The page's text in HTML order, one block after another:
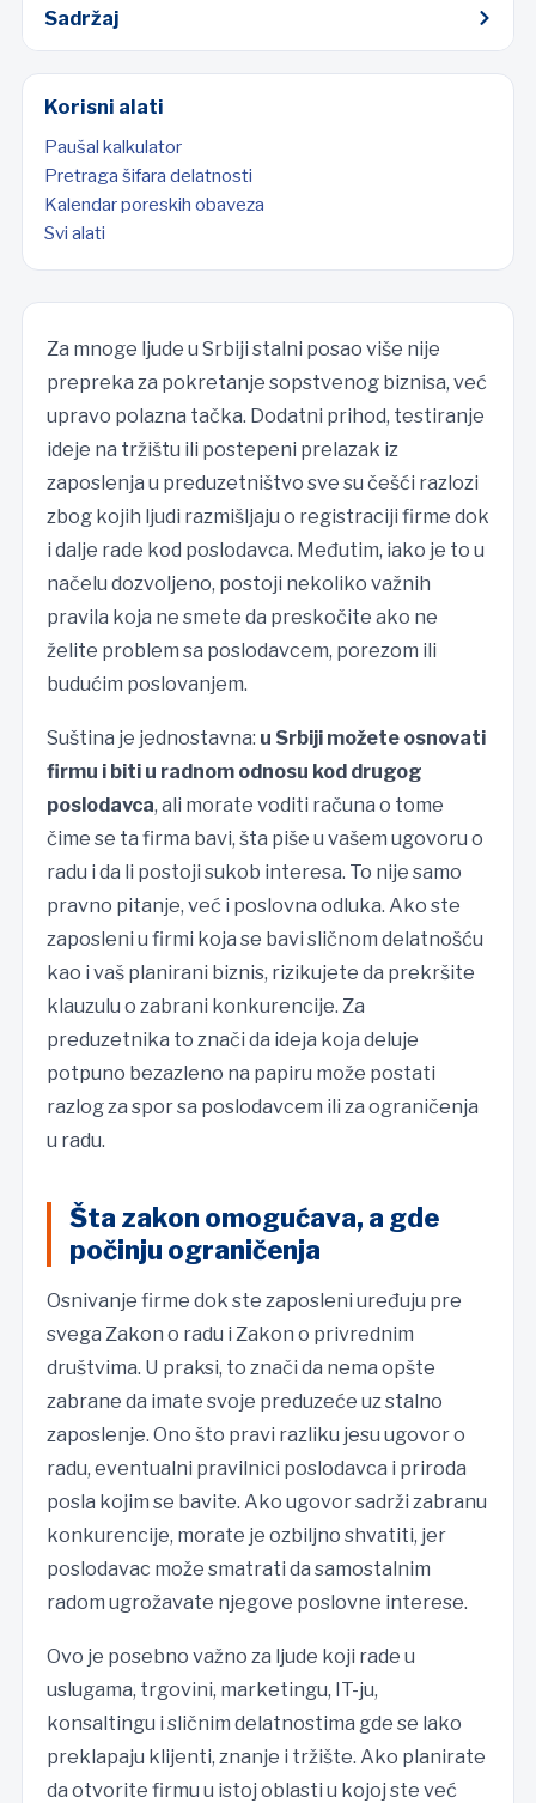
Za mnoge ljude u Srbiji stalni posao više nije
prepreka za pokretanje sopstvenog biznisa, već
upravo polazna tačka. Dodatni prihod, testiranje
ideje na tržištu ili postepeni prelazak iz
zaposlenja u preduzetništvo sve su češći razlozi
zbog kojih ljudi razmišljaju o registraciji firme dok
i dalje rade kod poslodavca. Međutim, iako je to u
načelu dozvoljeno, postoji nekoliko važnih
pravila koja ne smete da preskočite ako ne
želite problem sa poslodavcem, porezom ili
budućim poslovanjem.
Suština je jednostavna: u Srbiji možete osnovati
firmu i biti u radnom odnosu kod drugog
poslodavca, ali morate voditi računa o tome
čime se ta firma bavi, šta piše u vašem ugovoru o
radu i da li postoji sukob interesa. To nije samo
pravno pitanje, već i poslovna odluka. Ako ste
zaposleni u firmi koja se bavi sličnom delatnošću
kao i vaš planirani biznis, rizikujete da prekršite
klauzulu o zabrani konkurencije. Za
preduzetnika to znači da ideja koja deluje
potpuno bezazleno na papiru može postati
razlog za spor sa poslodavcem ili za ograničenja
u radu.
Šta zakon omogućava, a gde
počinju ograničenja
Osnivanje firme dok ste zaposleni uređuju pre
svega Zakon o radu i Zakon o privrednim
društvima. U praksi, to znači da nema opšte
zabrane da imate svoje preduzeće uz stalno
zaposlenje. Ono što pravi razliku jesu ugovor o
radu, eventualni pravilnici poslodavca i priroda
posla kojim se bavite. Ako ugovor sadrži zabranu
konkurencije, morate je ozbiljno shvatiti, jer
poslodavac može smatrati da samostalnim
radom ugrožavate njegove poslovne interese.
Ovo je posebno važno za ljude koji rade u
uslugama, trgovini, marketingu, IT-ju,
konsaltingu i sličnim delatnostima gde se lako
preklapaju klijenti, znanje i tržište. Ako planirate
da otvorite firmu u istoj oblasti u kojoj ste već
Sadržaj
Korisni alati
Paušal kalkulator
Pretraga šifara delatnosti
Kalendar poreskih obaveza
Svi alati